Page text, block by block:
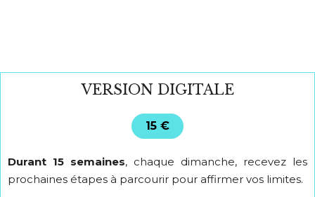
VERSION DIGITALE
15 €
Durant 15 semaines, chaque dimanche, recevez les
prochaines étapes à parcourir pour affirmer vos limites.